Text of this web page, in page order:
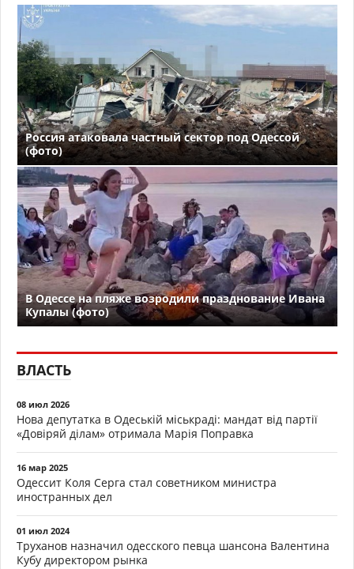
Россия атаковала частный сектор под Одессой
(фото)
В Одессе на пляже возродили празднование Ивана
Купалы (фото)
ВЛАСТЬ
08 июл 2026
Нова депутатка в Одеській міськраді: мандат від партії
«Довіряй ділам» отримала Марія Поправка
16 мар 2025
Одессит Коля Серга стал советником министра
иностранных дел
01 июл 2024
Труханов назначил одесского певца шансона Валентина
Кубу директором рынка